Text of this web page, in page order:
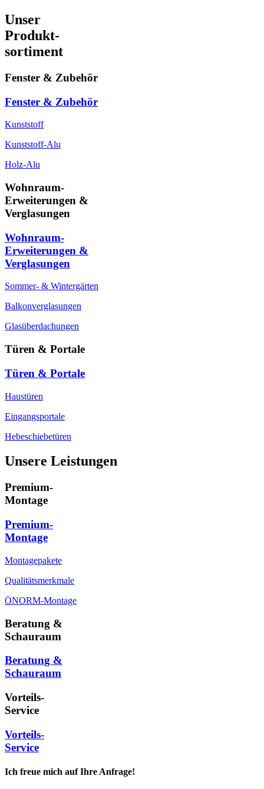
Unser
Produkt-
sortiment
Fenster & Zubehör
Fenster & Zubehör
Kunststoff
Kunststoff-Alu
Holz-Alu
Wohnraum-
Erweiterungen &
Verglasungen
Wohnraum-
Erweiterungen &
Verglasungen
Sommer- & Wintergärten
Balkonverglasungen
Glasüberdachungen
Türen & Portale
Türen & Portale
Haustüren
Eingangsportale
Hebeschiebetüren
Unsere Leistungen
Premium-
Montage
Premium-
Montage
Montagepakete
Qualitätsmerkmale
ÖNORM-Montage
Beratung &
Schauraum
Beratung &
Schauraum
Vorteils-
Service
Vorteils-
Service
Ich freue mich auf Ihre Anfrage!